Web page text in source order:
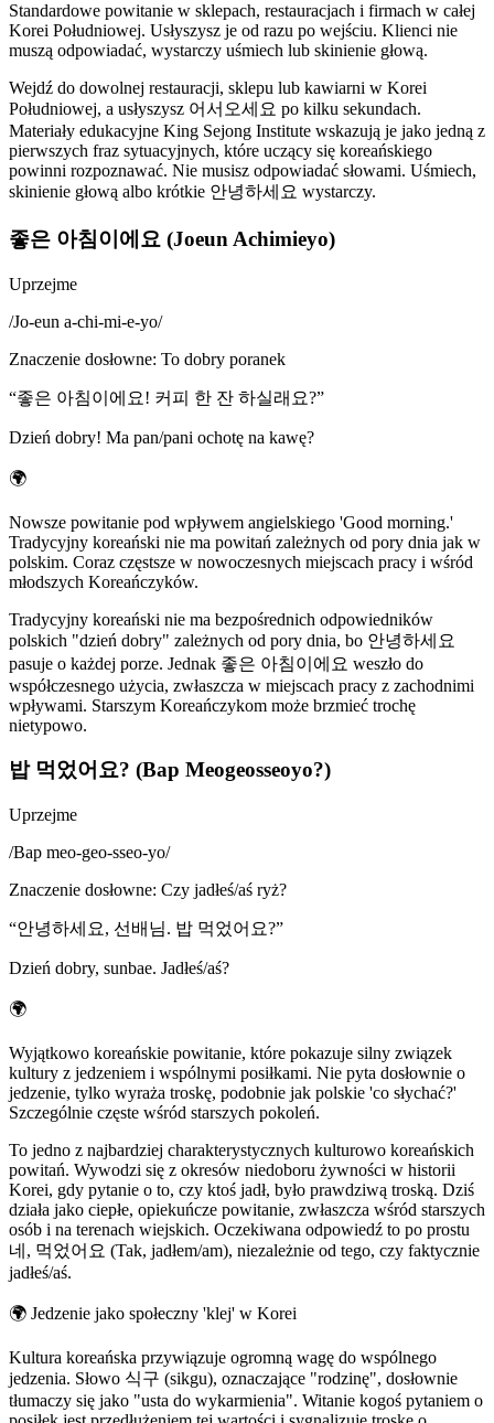
Standardowe powitanie w sklepach, restauracjach i firmach w całej
Korei Południowej. Usłyszysz je od razu po wejściu. Klienci nie
muszą odpowiadać, wystarczy uśmiech lub skinienie głową.
Wejdź do dowolnej restauracji, sklepu lub kawiarni w Korei
Południowej, a usłyszysz 어서오세요 po kilku sekundach.
Materiały edukacyjne King Sejong Institute wskazują je jako jedną z
pierwszych fraz sytuacyjnych, które uczący się koreańskiego
powinni rozpoznawać. Nie musisz odpowiadać słowami. Uśmiech,
skinienie głową albo krótkie 안녕하세요 wystarczy.
좋은 아침이에요 (Joeun Achimieyo)
Uprzejme
/Jo-eun a-chi-mi-e-yo/
Znaczenie dosłowne: To dobry poranek
“좋은 아침이에요! 커피 한 잔 하실래요?”
Dzień dobry! Ma pan/pani ochotę na kawę?
🌍
Nowsze powitanie pod wpływem angielskiego 'Good morning.'
Tradycyjny koreański nie ma powitań zależnych od pory dnia jak w
polskim. Coraz częstsze w nowoczesnych miejscach pracy i wśród
młodszych Koreańczyków.
Tradycyjny koreański nie ma bezpośrednich odpowiedników
polskich "dzień dobry" zależnych od pory dnia, bo 안녕하세요
pasuje o każdej porze. Jednak 좋은 아침이에요 weszło do
współczesnego użycia, zwłaszcza w miejscach pracy z zachodnimi
wpływami. Starszym Koreańczykom może brzmieć trochę
nietypowo.
밥 먹었어요? (Bap Meogeosseoyo?)
Uprzejme
/Bap meo-geo-sseo-yo/
Znaczenie dosłowne: Czy jadłeś/aś ryż?
“안녕하세요, 선배님. 밥 먹었어요?”
Dzień dobry, sunbae. Jadłeś/aś?
🌍
Wyjątkowo koreańskie powitanie, które pokazuje silny związek
kultury z jedzeniem i wspólnymi posiłkami. Nie pyta dosłownie o
jedzenie, tylko wyraża troskę, podobnie jak polskie 'co słychać?'
Szczególnie częste wśród starszych pokoleń.
To jedno z najbardziej charakterystycznych kulturowo koreańskich
powitań. Wywodzi się z okresów niedoboru żywności w historii
Korei, gdy pytanie o to, czy ktoś jadł, było prawdziwą troską. Dziś
działa jako ciepłe, opiekuńcze powitanie, zwłaszcza wśród starszych
osób i na terenach wiejskich. Oczekiwana odpowiedź to po prostu
네, 먹었어요 (Tak, jadłem/am), niezależnie od tego, czy faktycznie
jadłeś/aś.
🌍 Jedzenie jako społeczny 'klej' w Korei
Kultura koreańska przywiązuje ogromną wagę do wspólnego
jedzenia. Słowo 식구 (sikgu), oznaczające "rodzinę", dosłownie
tłumaczy się jako "usta do wykarmienia". Witanie kogoś pytaniem o